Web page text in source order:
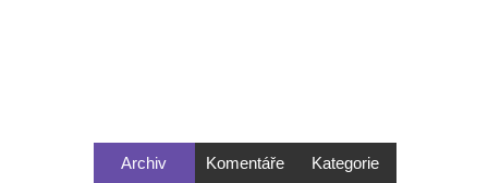
Archiv Komentáře Kategorie